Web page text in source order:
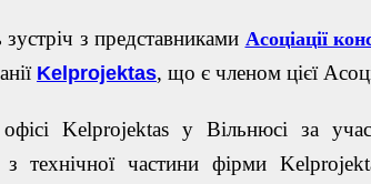
зустріч з представниками Асоціації
Kelprojektas, що є членом цієї
Kelprojektas у Вільнюсі за
технічної частини фірми